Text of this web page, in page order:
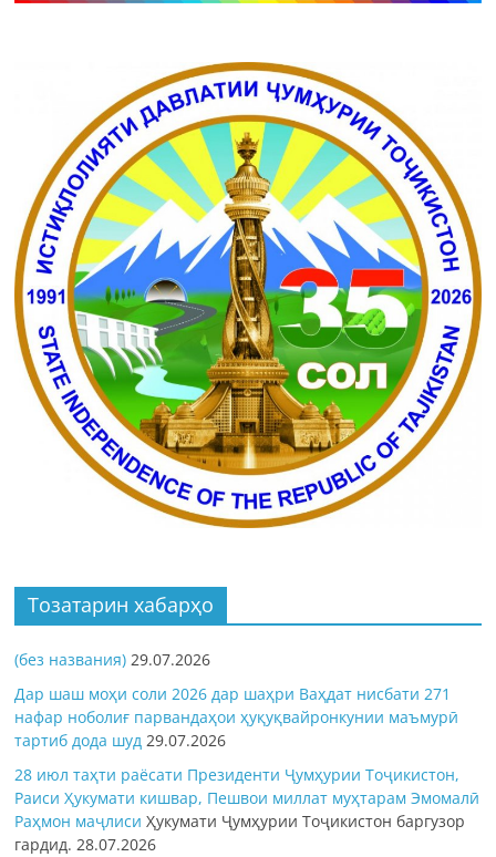
Тозатарин хабарҳо
(без названия) 29.07.2026
Дар шаш моҳи соли 2026 дар шаҳри Ваҳдат нисбати 271
нафар ноболиғ парвандаҳои ҳуқуқвайронкунии маъмурӣ
тартиб дода шуд 29.07.2026
28 июл таҳти раёсати Президенти Ҷумҳурии Тоҷикистон,
Раиси Ҳукумати кишвар, Пешвои миллат муҳтарам Эмомалӣ
Раҳмон маҷлисиҲукумати Ҷумҳурии Тоҷикистон баргузор
гардид.28.07.2026